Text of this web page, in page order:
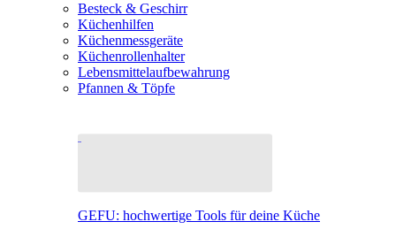
Besteck & Geschirr
Küchenhilfen
Küchenmessgeräte
Küchenrollenhalter
Lebensmittelaufbewahrung
Pfannen & Töpfe
GEFU: hochwertige Tools für deine Küche